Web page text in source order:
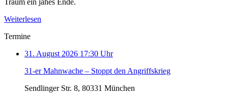
Weiterlesen
Termine
31. August 2026 17:30 Uhr
31-er Mahnwache – Stoppt den Angriffskrieg
Sendlinger Str. 8, 80331 München